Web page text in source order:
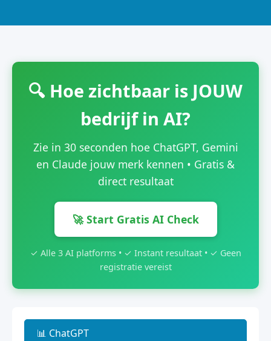
🔍 Hoe zichtbaar is JOUW
bedrijf in AI?
Zie in 30 seconden hoe ChatGPT, Gemini
en Claude jouw merk kennen • Gratis &
direct resultaat
🚀 Start Gratis AI Check
✓ Alle 3 AI platforms • ✓ Instant resultaat • ✓ Geen
registratie vereist
📊 ChatGPT